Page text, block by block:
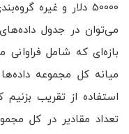
50000 دلار و غیره
بازه‌ای که شامل فراوانی
میانه کل مجموعه